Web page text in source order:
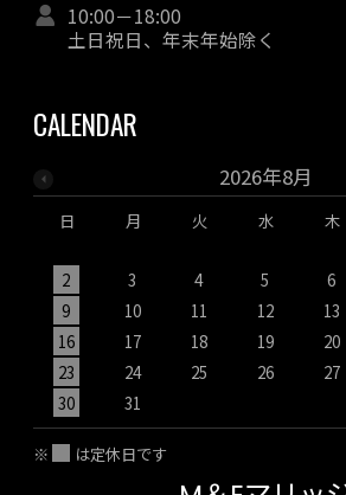
10:00－18:00
土日祝日、年末年始除く
CALENDAR
2026年8月
日 月 火 水 木
2
3 4 5 6
9
10 11 12 13
16
17 18 19 20
23
24 25 26 27
30
31
※ は定休日です